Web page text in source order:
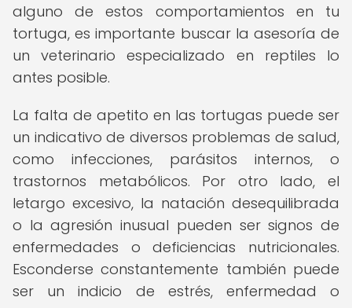
alguno de estos comportamientos en tu
tortuga, es importante buscar la asesoría de
un veterinario especializado en reptiles lo
antes posible.
La falta de apetito en las tortugas puede ser
un indicativo de diversos problemas de salud,
como infecciones, parásitos internos, o
trastornos metabólicos. Por otro lado, el
letargo excesivo, la natación desequilibrada
o la agresión inusual pueden ser signos de
enfermedades o deficiencias nutricionales.
Esconderse constantemente también puede
ser un indicio de estrés, enfermedad o